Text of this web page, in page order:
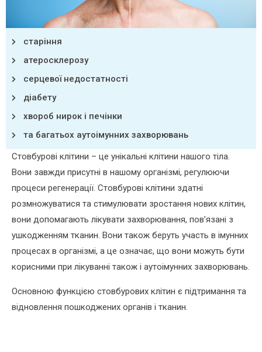
старіння
атеросклерозу
серцевої недостатності
діабету
хвороб нирок і печінки
та багатьох аутоімунних захворювань
Стовбурові клітини – це унікальні клітини нашого тіла.
Вони завжди присутні в нашому організмі, регулюючи
процеси регенерації. Стовбурові клітини здатні
розмножуватися та стимулювати зростання нових клітин,
вони допомагають лікувати захворювання, пов’язані з
ушкодженням тканин. Вони також беруть участь в імунних
процесах в організмі, а це означає, що вони можуть бути
корисними при лікуванні також і аутоімунних захворювань.
Основною функцією стовбурових клітин є підтримання та
відновлення пошкоджених органів і тканин.